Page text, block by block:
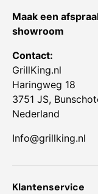
Maak een
showroom
Contact:
GrillKing.nl
Haringweg 18
3751 JS,
Nederland
Info@grillking.nl
Klantenservice